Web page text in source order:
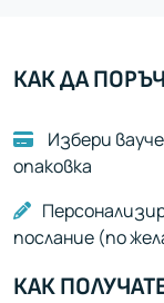
Всички
Всички
Всички
КАК ДА
Избери
опаковка
послание (по
КАК